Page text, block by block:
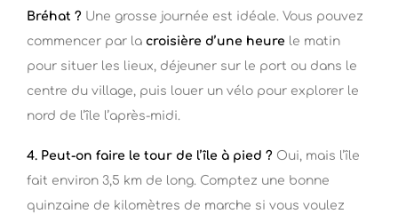
Bréhat ? Une grosse journée est idéale. Vous pouvez
commencer par la croisière d’une heure le matin
pour situer les lieux, déjeuner sur le port ou dans le
centre du village, puis louer un vélo pour explorer le
nord de l’île l’après-midi.
4. Peut-on faire le tour de l’île à pied ? Oui, mais l’île
fait environ 3,5 km de long. Comptez une bonne
quinzaine de kilomètres de marche si vous voulez